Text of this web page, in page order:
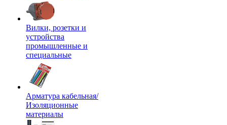
Вилки, розетки и
устройства
промышленные и
специальные
Арматура кабельная/
Изоляционные
материалы